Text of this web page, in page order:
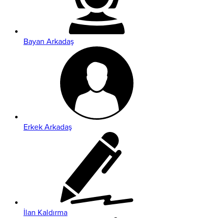
Bayan Arkadaş
Erkek Arkadaş
İlan Kaldırma